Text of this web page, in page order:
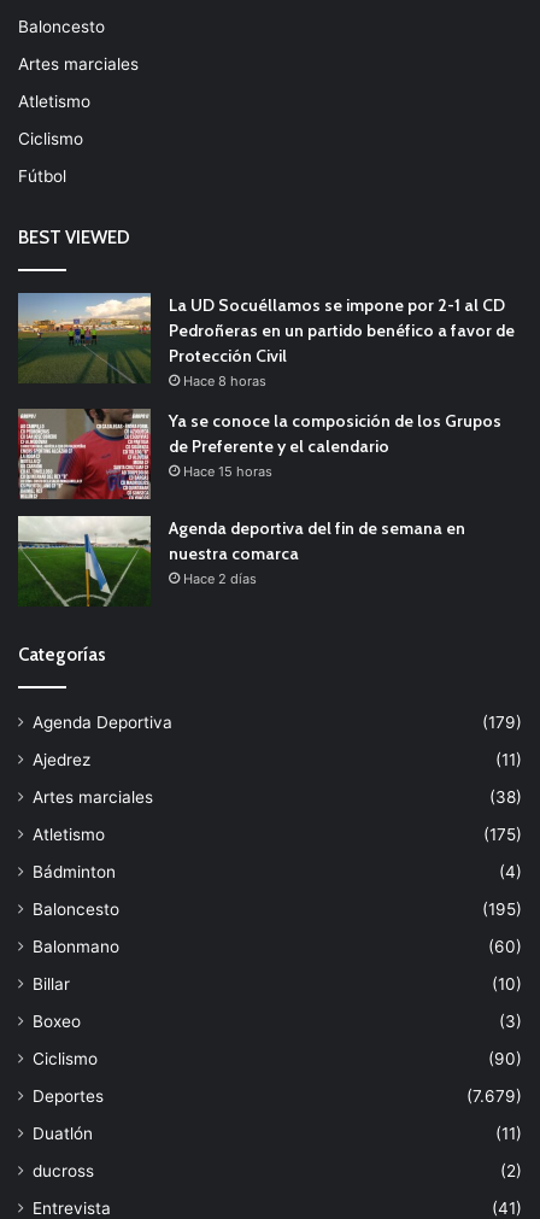
Baloncesto
Artes marciales
Atletismo
Ciclismo
Fútbol
BEST VIEWED
La UD Socuéllamos se impone por 2-1 al CD
Pedroñeras en un partido benéfico a favor de
Protección Civil
Hace 8 horas
Ya se conoce la composición de los Grupos
de Preferente y el calendario
Hace 15 horas
Agenda deportiva del fin de semana en
nuestra comarca
Hace 2 días
Categorías
Agenda Deportiva
(179)
Ajedrez
(11)
Artes marciales
(38)
Atletismo
(175)
Bádminton
(4)
Baloncesto
(195)
Balonmano
(60)
Billar
(10)
Boxeo
(3)
Ciclismo
(90)
Deportes
(7.679)
Duatlón
(11)
ducross
(2)
Entrevista
(41)